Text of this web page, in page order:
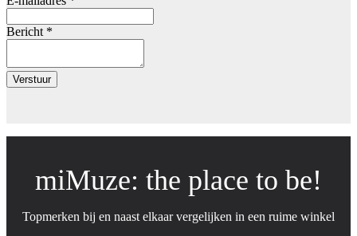
Bericht *
Verstuur
miMuze: the place to be!
Topmerken bij en naast elkaar vergelijken in een ruime winkel